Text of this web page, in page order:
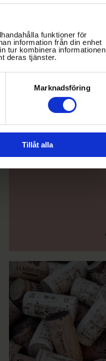
funktioner för
information från din enhet
tur kombinera informationen
deras tjänster.
Marknadsföring
Tillåt alla